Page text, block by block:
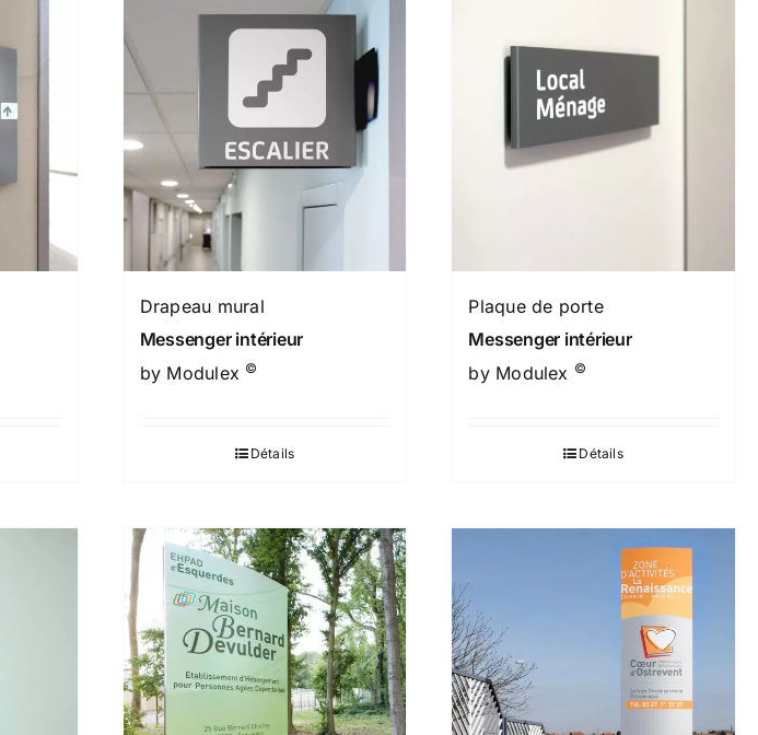
Drapeau mural
Messenger intérieur
by Modulex ©
Détails
Plaque de porte
Messenger intérieur
by Modulex ©
Détails